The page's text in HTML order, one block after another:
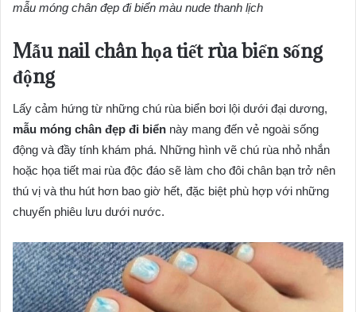
mẫu móng chân đẹp đi biển màu nude thanh lịch
Mẫu nail chân họa tiết rùa biển sống
động
Lấy cảm hứng từ những chú rùa biển bơi lội dưới đại dương,
mẫu móng chân đẹp đi biển này mang đến vẻ ngoài sống
động và đầy tính khám phá. Những hình vẽ chú rùa nhỏ nhắn
hoặc họa tiết mai rùa độc đáo sẽ làm cho đôi chân bạn trở nên
thú vị và thu hút hơn bao giờ hết, đặc biệt phù hợp với những
chuyến phiêu lưu dưới nước.